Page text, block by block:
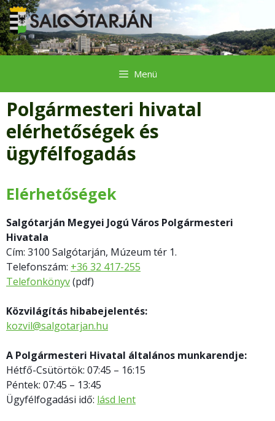
Kilépés
a
tartalomba
Menü
Polgármesteri hivatal
elérhetőségek és
ügyfélfogadás
Elérhetőségek
Salgótarján Megyei Jogú Város Polgármesteri
Hivatala
Cím: 3100 Salgótarján, Múzeum tér 1.
Telefonszám: +36 32 417-255
Telefonkönyv(pdf)
Közvilágítás hibabejelentés:
kozvil@salgotarjan.hu
A Polgármesteri Hivatal általános munkarendje:
Hétfő-Csütörtök: 07:45 – 16:15
Péntek: 07:45 – 13:45
Ügyfélfogadási idő: lásd lent